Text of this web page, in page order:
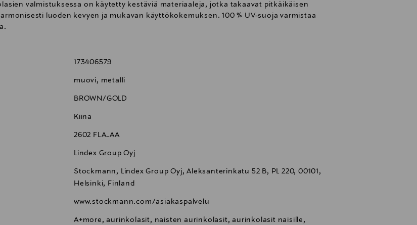
valmistuksessa on käytetty kestäviä materiaaleja, jotka takaavat pitkäikäisen
luoden kevyen ja mukavan käyttökokemuksen. 100 % UV-suoja varmistaa
173406579
muovi, metalli
BROWN/GOLD
Kiina
2602 FLA_AA
Lindex Group Oyj
Stockmann, Lindex Group Oyj, Aleksanterinkatu 52 B, PL 220, 00101,
Helsinki, Finland
www.stockmann.com/asiakaspalvelu
A+more, aurinkolasit, naisten aurinkolasit, aurinkolasit naisille,